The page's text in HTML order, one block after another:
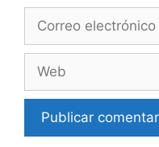
Correo
Web